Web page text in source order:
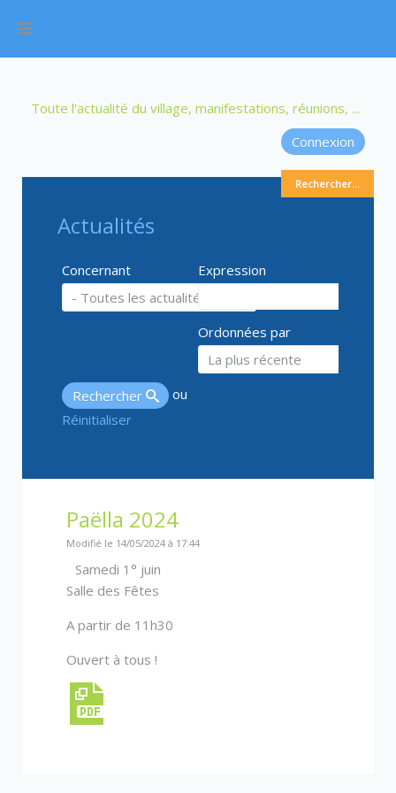
Toute l'actualité du village, manifestations, réunions, ...
Connexion
Rechercher...
Actualités
Concernant Expression
Ordonnées par
Rechercher
ou
Réinitialiser
Paëlla 2024
Modifié le 14/05/2024 à 17:44
Samedi 1° juin
Salle des Fêtes
A partir de 11h30
Ouvert à tous !